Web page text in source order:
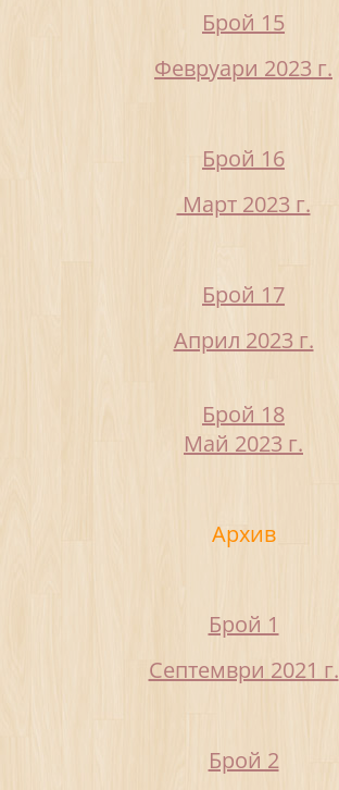
Брой 15
Февруари 2023 г.
Брой 16
Март 2023 г.
Брой 17
Април 2023 г.
Брой 18
Май 2023 г.
Архив
Брой 1
Септември 2021 г.
Брой 2